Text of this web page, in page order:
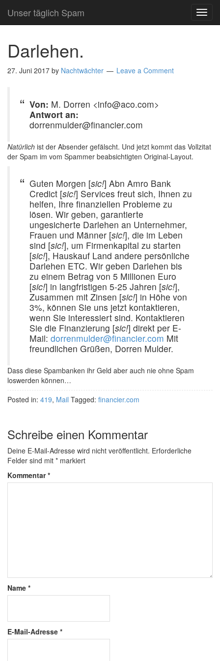
Unser täglich Spam
Darlehen.
27. Juni 2017 by Nachtwächter Leave a Comment
Von: M. Dorren <info@aco.com>
Antwort an:
dorrenmulder@financier.com
Natürlich ist der Absender gefälscht. Und jetzt kommt das Vollzitat
der Spam im vom Spammer beabsichtigten Original-Layout.
Guten Morgen [sic!] Abn Amro Bank
Credict [sic!] Services freut sich, Ihnen zu
helfen, Ihre finanziellen Probleme zu
lösen. Wir geben, garantierte
ungesicherte Darlehen an Unternehmer,
Frauen und Männer [sic!], die im Leben
sind [sic!], um Firmenkapital zu starten
[sic!], Hauskauf Land andere persönliche
Darlehen ETC. Wir geben Darlehen bis
zu einem Betrag von 5 Millionen Euro
[sic!] in langfristigen 5-25 Jahren [sic!],
Zusammen mit Zinsen [sic!] in Höhe von
3%, können Sie uns jetzt kontaktieren,
wenn Sie interessiert sind. Kontaktieren
Sie die Finanzierung [sic!] direkt per E-
Mail: dorrenmulder@financier.com Mit
freundlichen Grüßen, Dorren Mulder.
Dass diese Spambanken ihr Geld aber auch nie ohne Spam
loswerden können…
Posted in: 419, Mail Tagged: financier.com
Schreibe einen Kommentar
Deine E-Mail-Adresse wird nicht veröffentlicht. Erforderliche
Felder sind mit * markiert
Kommentar*
Name *
E-Mail-Adresse *